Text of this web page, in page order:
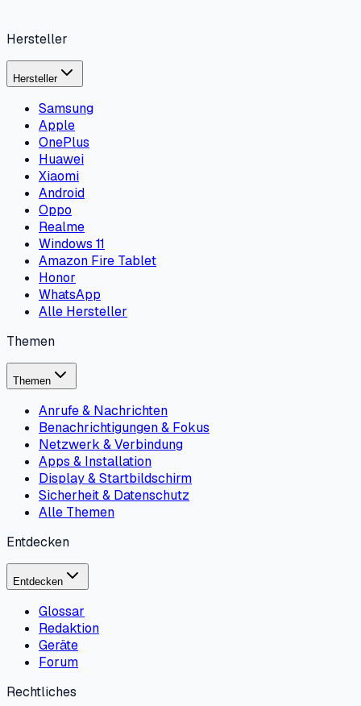
Hersteller
Hersteller
Samsung
Apple
OnePlus
Huawei
Xiaomi
Android
Oppo
Realme
Windows 11
Amazon Fire Tablet
Honor
WhatsApp
Alle Hersteller
Themen
Themen
Anrufe & Nachrichten
Benachrichtigungen & Fokus
Netzwerk & Verbindung
Apps & Installation
Display & Startbildschirm
Sicherheit & Datenschutz
Alle Themen
Entdecken
Entdecken
Glossar
Redaktion
Geräte
Forum
Rechtliches